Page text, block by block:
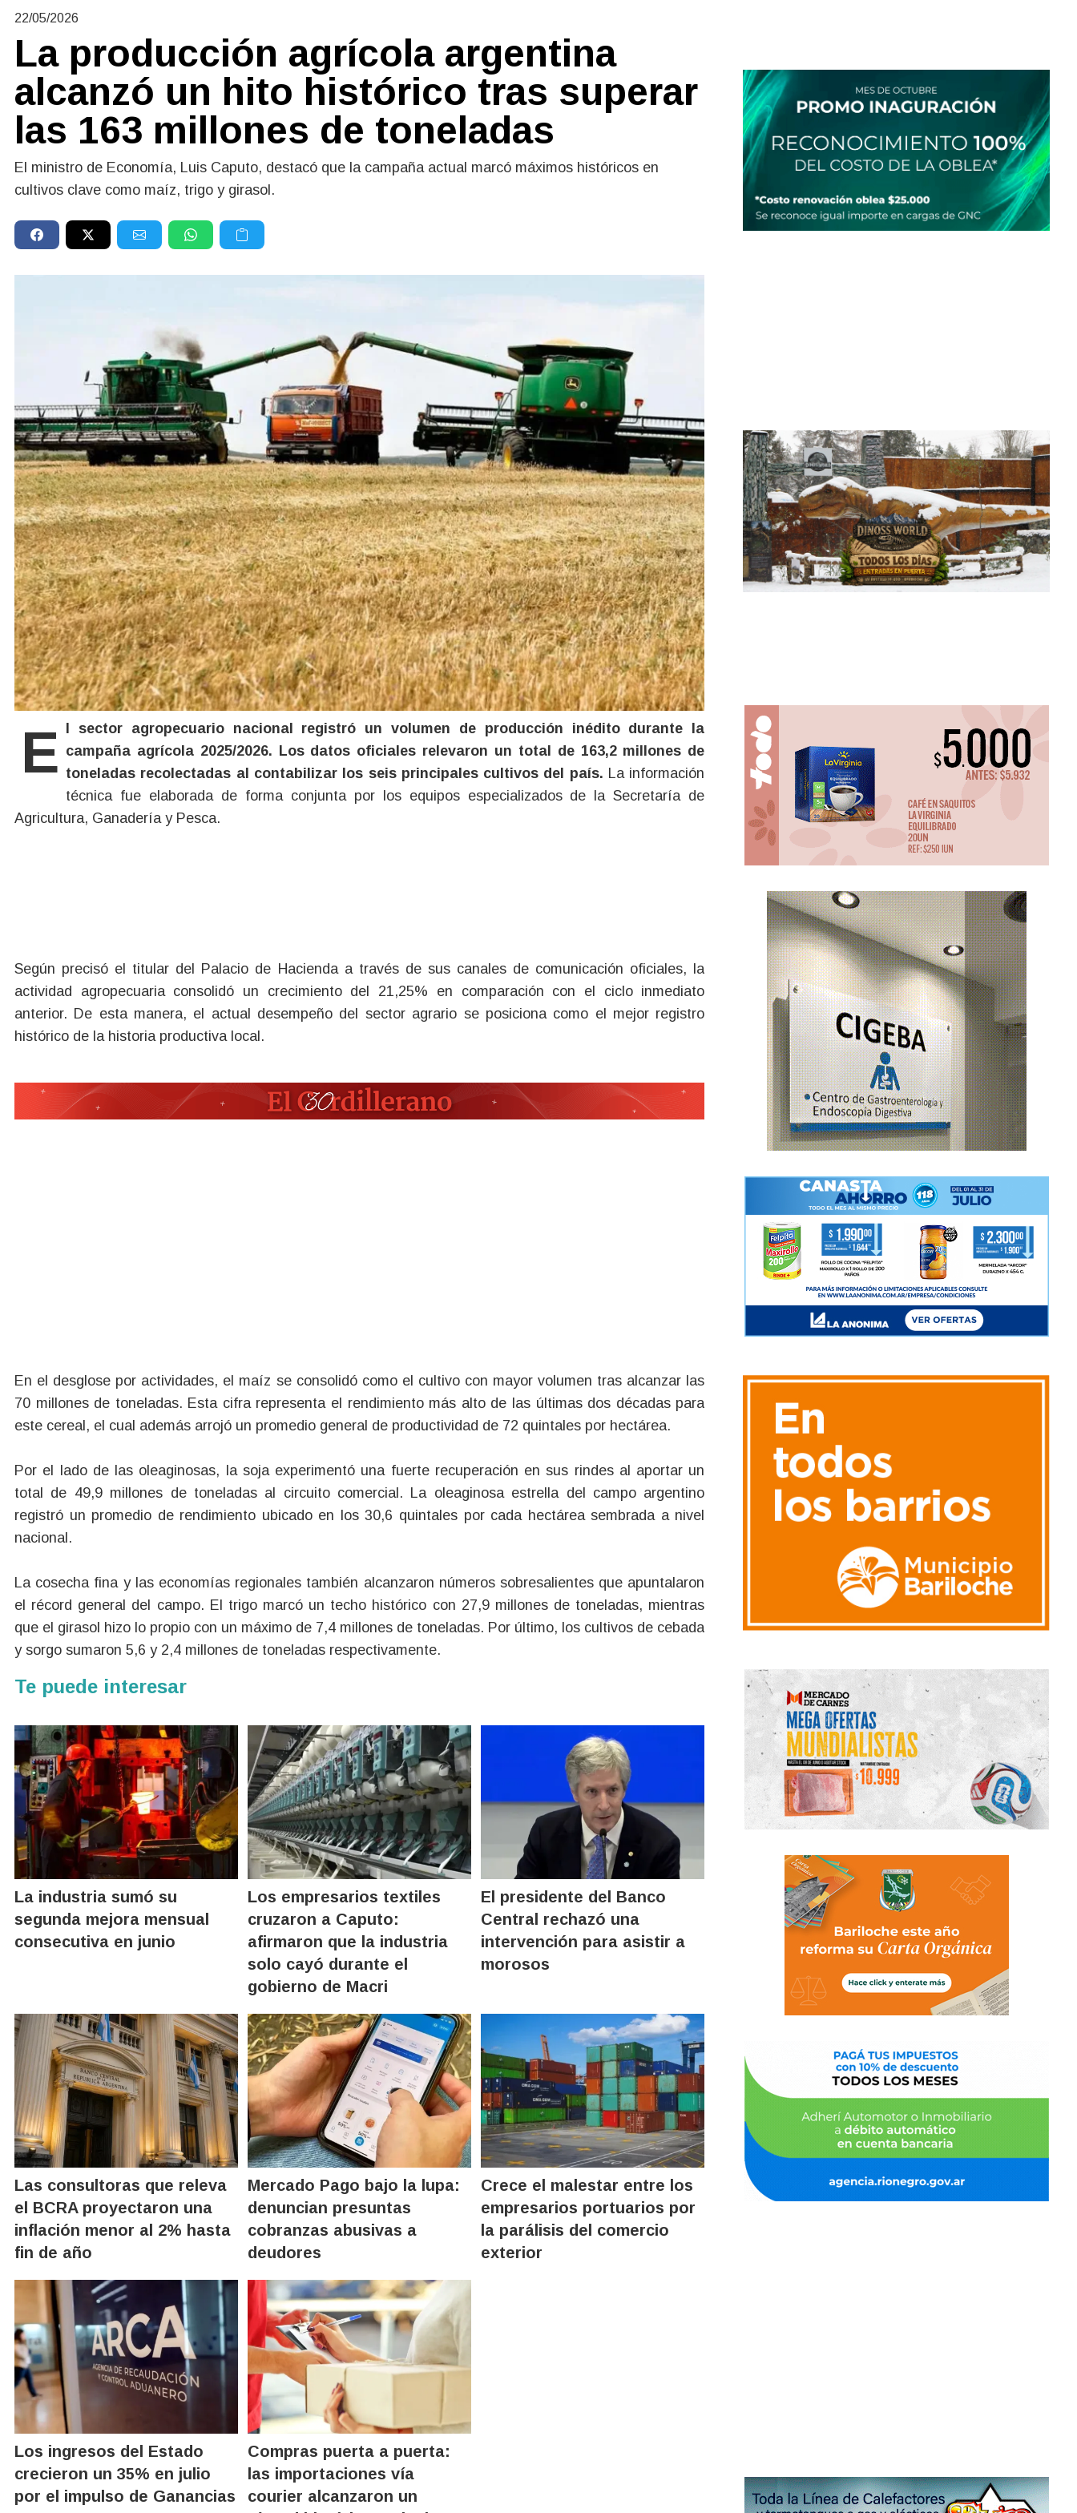
22/05/2026
La producción agrícola argentina
alcanzó un hito histórico tras superar
las 163 millones de toneladas
El ministro de Economía, Luis Caputo, destacó que la campaña actual marcó máximos históricos en
cultivos clave como maíz, trigo y girasol.
El sector agropecuario nacional registró un volumen de producción inédito durante la campaña agrícola 2025/2026. Los datos oficiales relevaron un total de 163,2 millones de
toneladas recolectadas al contabilizar los seis principales cultivos del país. La información
técnica fue elaborada de forma conjunta por los equipos especializados de la Secretaría de
Agricultura, Ganadería y Pesca.
Según precisó el titular del Palacio de Hacienda a través de sus canales de comunicación oficiales, la
actividad agropecuaria consolidó un crecimiento del 21,25% en comparación con el ciclo inmediato
anterior. De esta manera, el actual desempeño del sector agrario se posiciona como el mejor registro
histórico de la historia productiva local.
En el desglose por actividades, el maíz se consolidó como el cultivo con mayor volumen tras alcanzar las
70 millones de toneladas. Esta cifra representa el rendimiento más alto de las últimas dos décadas para
este cereal, el cual además arrojó un promedio general de productividad de 72 quintales por hectárea.
Por el lado de las oleaginosas, la soja experimentó una fuerte recuperación en sus rindes al aportar un
total de 49,9 millones de toneladas al circuito comercial. La oleaginosa estrella del campo argentino
registró un promedio de rendimiento ubicado en los 30,6 quintales por cada hectárea sembrada a nivel
nacional.
La cosecha fina y las economías regionales también alcanzaron números sobresalientes que apuntalaron
el récord general del campo. El trigo marcó un techo histórico con 27,9 millones de toneladas, mientras
que el girasol hizo lo propio con un máximo de 7,4 millones de toneladas. Por último, los cultivos de cebada
y sorgo sumaron 5,6 y 2,4 millones de toneladas respectivamente.
Te puede interesar
La industria sumó su
segunda mejora mensual
consecutiva en junio
Los empresarios textiles
cruzaron a Caputo:
afirmaron que la industria
solo cayó durante el
gobierno de Macri
El presidente del Banco
Central rechazó una
intervención para asistir a
morosos
Las consultoras que releva
el BCRA proyectaron una
inflación menor al 2% hasta
fin de año
Mercado Pago bajo la lupa:
denuncian presuntas
cobranzas abusivas a
deudores
Crece el malestar entre los
empresarios portuarios por
la parálisis del comercio
exterior
Los ingresos del Estado
crecieron un 35% en julio
por el impulso de Ganancias
Compras puerta a puerta:
las importaciones vía
courier alcanzaron un